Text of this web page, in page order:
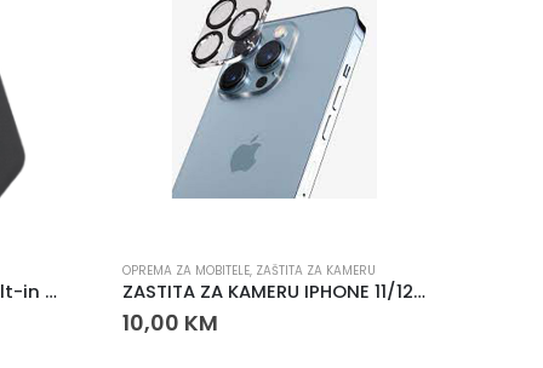
Power Bank 10000mAh Built-in Wire
OPREMA ZA MOBITELE, ZAŠTITA ZA KAMERU
ZASTITA ZA KAMERU IPHONE 11/12 MINI
10,00 KM